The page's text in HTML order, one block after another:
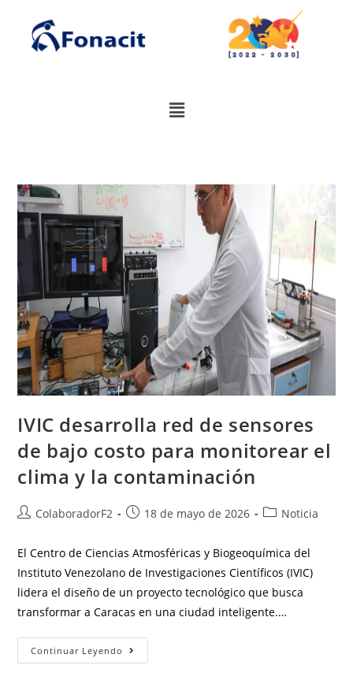
IVIC desarrolla red de sensores
de bajo costo para monitorear el
clima y la contaminación
ColaboradorF2 18 de mayo de 2026 Noticia
El Centro de Ciencias Atmosféricas y Biogeoquímica del
Instituto Venezolano de Investigaciones Científicos (IVIC)
lidera el diseño de un proyecto tecnológico que busca
transformar a Caracas en una ciudad inteligente.…
Continuar Leyendo